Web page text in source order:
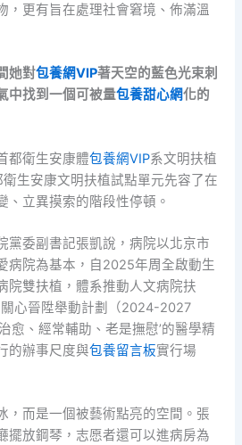
，更有旨在處理社會窘境、佈滿溫
她對包養網VIP著天空的藍色光束刺
中找到一個可被量包養甜心網化的
都衛生安康體包養網VIP系文明扶植
生安康文明扶植試點單元先容了在
、立異摸索的階段性停頓。
黨委副書記張凱說，病院以北京市
病院為基本，自2025年周全啟動生
院雙扶植，體系推動人文病院扶
心晉陞舉動計劃（2024-2027
愈、經常輔助、老是撫慰’的醫學精
的辦事尺度與包養留言板實行場
，而是一個被藝術點亮的空間。張
擺放鋼琴，志愿者還可以進病房為